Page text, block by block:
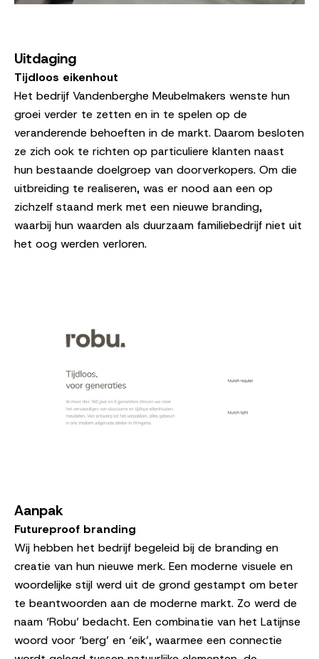
Uitdaging
Tijdloos eikenhout
Het bedrijf Vandenberghe Meubelmakers wenste hun
groei verder te zetten en in te spelen op de
veranderende behoeften in de markt. Daarom besloten
ze zich ook te richten op particuliere klanten naast
hun bestaande doelgroep van doorverkopers. Om die
uitbreiding te realiseren, was er nood aan een op
zichzelf staand merk met een nieuwe branding,
waarbij hun waarden als duurzaam familiebedrijf niet uit
het oog werden verloren.
Aanpak
Futureproof branding
Wij hebben het bedrijf begeleid bij de branding en
creatie van hun nieuwe merk. Een moderne visuele en
woordelijke stijl werd uit de grond gestampt om beter
te beantwoorden aan de moderne markt. Zo werd de
naam ‘Robu’ bedacht. Een combinatie van het Latijnse
woord voor ‘berg’ en ‘eik’, waarmee een connectie